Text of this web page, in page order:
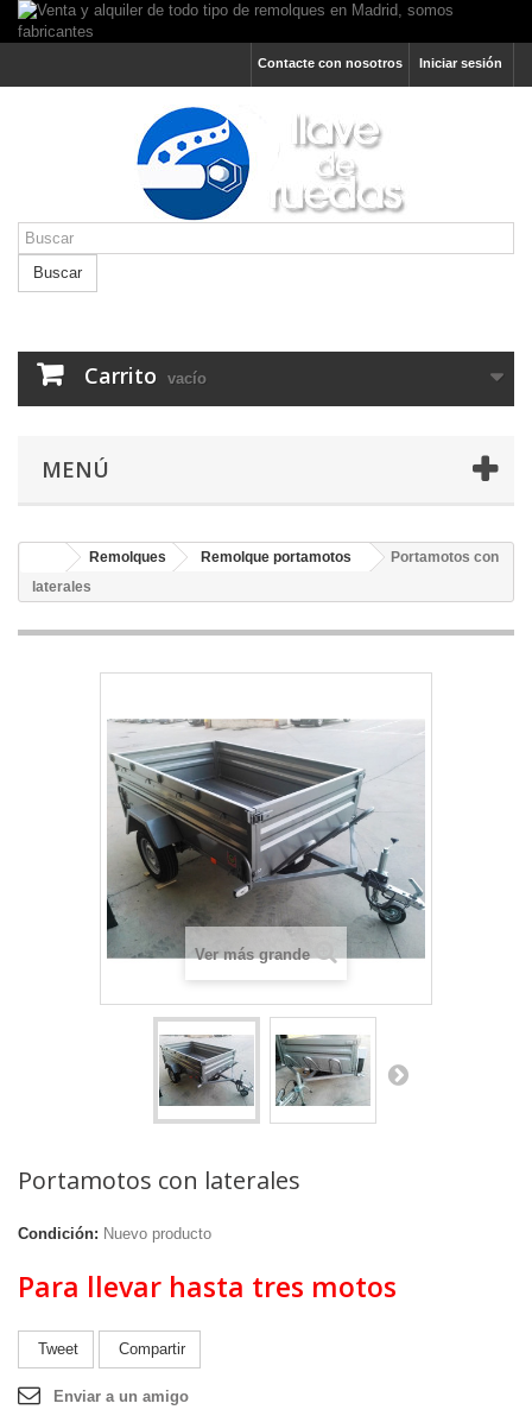
Iniciar sesión
Contacte con nosotros
Buscar
Carrito vacío
MENÚ
Remolques Remolque portamotos
Portamotos con
laterales
Ver más grande
Portamotos con laterales
Condición: Nuevo producto
Para llevar hasta tres motos
Tweet Compartir
Enviar a un amigo